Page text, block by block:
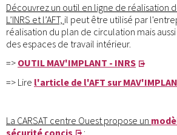
Découvrez un outil en ligne de réalisation
L’INRS et l’AFT, il peut être utilisé par
réalisation du plan de circulation mais
des espaces de travail intérieur.
=> OUTIL MAV'IMPLANT - INRS
=> Lire l'article de l'AFT sur
La CARSAT centre Ouest propose un
sécurité concis
: